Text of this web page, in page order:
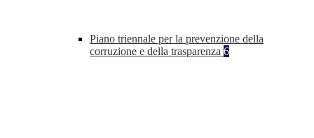
Piano triennale per la prevenzione della
corruzione e della trasparenza 6